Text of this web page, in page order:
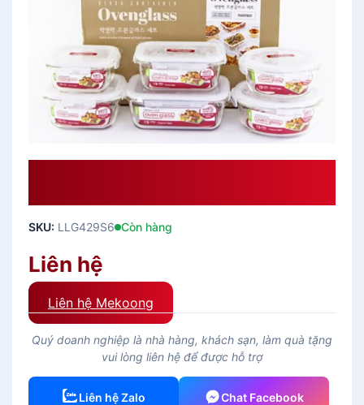
SKU: LLG429S6 Còn hàng
Liên hệ
Liên hệ Mekoong
Quý doanh nghiệp là nhà hàng, khách sạn, làm quà tặng
vui lòng liên hệ để được hỗ trợ
Liên hệ Zalo Chat Facebook